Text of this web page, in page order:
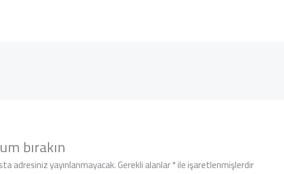
bırakın
adresiniz yayınlanmayacak.Gerekli alanlar*ile işaretlenmişlerdir